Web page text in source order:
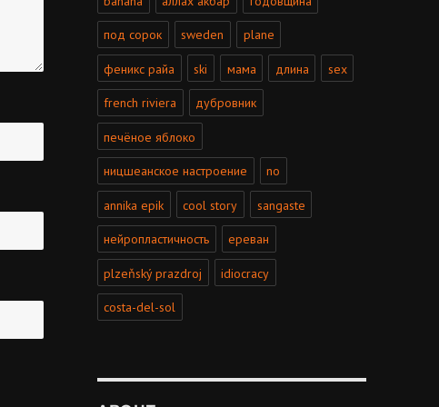
под сорок sweden plane
феникс райа ski мама длина sex
french riviera дубровник
печёное яблоко
ницшеанское настроение no
annika epik cool story sangaste
нейропластичность ереван
plzeňský prazdroj idiocracy
costa-del-sol